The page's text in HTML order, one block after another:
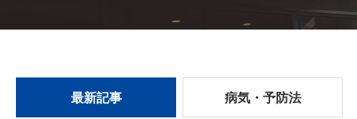
最新記事 病気・予防法